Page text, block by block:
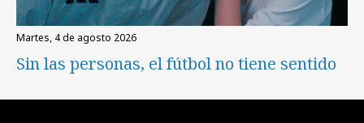
martes, 4 de agosto 2026
Sin las personas, el fútbol no tiene sentido